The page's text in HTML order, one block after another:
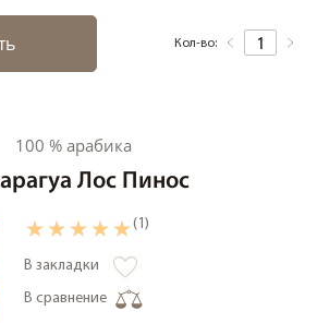
Кол-во:
100 % арабика
Лос Пинос
(1)
В закладки
В сравнение